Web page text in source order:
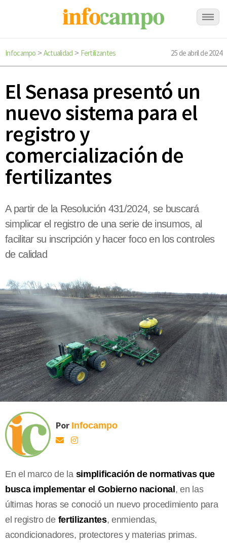
Infocampo > Actualidad > Fertilizantes 25 de abril de 2024
El Senasa presentó un
nuevo sistema para el
registro y
comercialización de
fertilizantes
A partir de la Resolución 431/2024, se buscará
simplicar el registro de una serie de insumos, al
facilitar su inscripción y hacer foco en los controles
de calidad
Por Infocampo
En el marco de la simplificación de normativas que
busca implementar el Gobierno nacional, en las
últimas horas se conoció un nuevo procedimiento para
el registro defertilizantes, enmiendas,
acondicionadores, protectores y materias primas.